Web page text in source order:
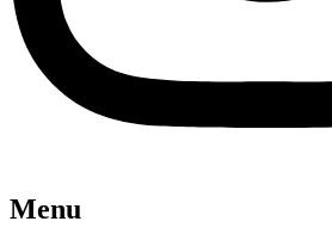
Menu